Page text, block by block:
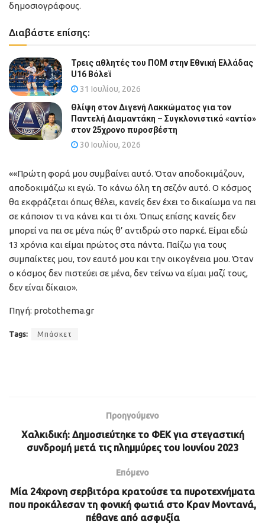
δημοσιογράφους.
Διαβάστε επίσης:
Τρεις αθλητές του ΠΟΜ στην Εθνική Ελλάδας
U16 Βόλεϊ
31 Ιουλίου, 2026
Θλίψη στον Διγενή Λακκώματος για τον
Παντελή Διαμαντάκη – Συγκλονιστικό «αντίο»
στον 25χρονο πυροσβέστη
30 Ιουλίου, 2026
««Πρώτη φορά μου συμβαίνει αυτό. Όταν αποδοκιμάζουν,
αποδοκιμάζω κι εγώ. Το κάνω όλη τη σεζόν αυτό. Ο κόσμος
θα εκφράζεται όπως θέλει, κανείς δεν έχει το δικαίωμα να πει
σε κάποιον τι να κάνει και τι όχι. Όπως επίσης κανείς δεν
μπορεί να πει σε μένα πώς θ’ αντιδρώ στο παρκέ. Είμαι εδώ
13 χρόνια και είμαι πρώτος στα πάντα. Παίζω για τους
συμπαίκτες μου, τον εαυτό μου και την οικογένεια μου. Όταν
ο κόσμος δεν πιστεύει σε μένα, δεν τείνω να είμαι μαζί τους,
δεν είναι δίκαιο».
Πηγή: protothema.gr
Tags: Μπάσκετ
Προηγούμενο
Χαλκιδική: Δημοσιεύτηκε το ΦΕΚ για στεγαστική
συνδρομή μετά τις πλημμύρες του Ιουνίου 2023
Επόμενο
Μία 24χρονη σερβιτόρα κρατούσε τα πυροτεχνήματα
που προκάλεσαν τη φονική φωτιά στο Κραν Μοντανά,
πέθανε από ασφυξία